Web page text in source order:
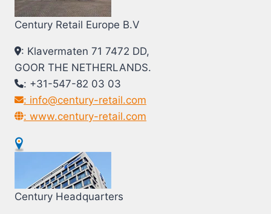
Century Retail Europe B.V
: Klavermaten 71 7472 DD,
GOOR THE NETHERLANDS.
: +31-547-82 03 03
: info@century-retail.com
: www.century-retail.com
Century Headquarters